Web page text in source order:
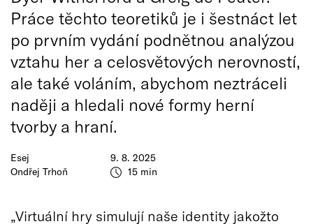
Esej
Ondřej Trhoň
9. 8. 2025
15 min
Práce těchto teoretiků je i šestnáct let
po prvním vydání podnětnou analýzou
vztahu her a celosvětových nerovností,
ale také voláním, abychom neztráceli
naději a hledali nové formy herní
tvorby a hraní.
„Virtuální hry simulují naše identity jakožto